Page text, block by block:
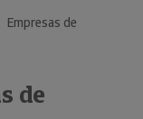
Empresas de
de